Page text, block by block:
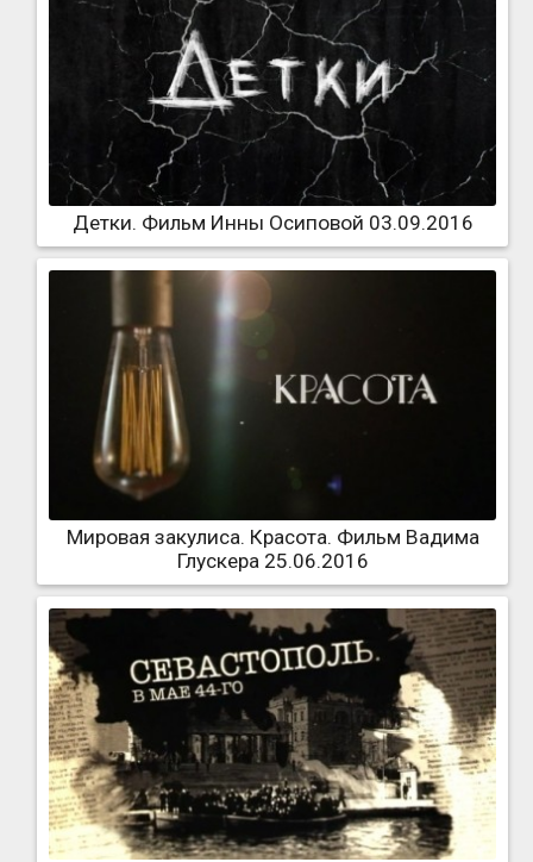
Детки. Фильм Инны Осиповой 03.09.2016
Мировая закулиса. Красота. Фильм Вадима
Глускера 25.06.2016